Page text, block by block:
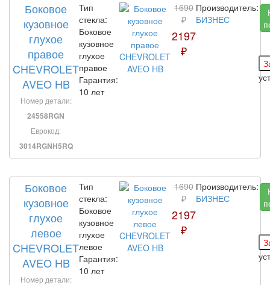
Боковое
кузовное
глухое
правое
CHEVROLET
AVEO HB
Номер детали:
24558RGN
Еврокод:
3014RGNH5RQ
Тип
стекла:
Боковое
кузовное
глухое
правое
Гарантия:
10 лет
1690
₽
2197
₽
Производитель:
БИЗНЕС
Боковое
кузовное
глухое
левое
CHEVROLET
AVEO HB
Номер детали:
Тип
стекла:
Боковое
кузовное
глухое
левое
Гарантия:
10 лет
1690
₽
2197
₽
Производитель:
БИЗНЕС